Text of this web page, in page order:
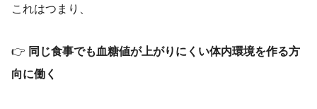
これはつまり、
👉 同じ食事でも血糖値が上がりにくい体内環境を作る方
向に働く